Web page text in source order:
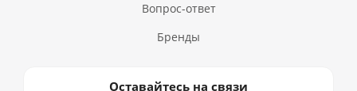
Вопрос-ответ
Бренды
Оставайтесь на связи